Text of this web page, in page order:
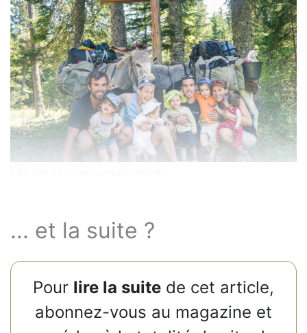
... et la suite ?
Pour lire la suite de cet article,
abonnez-vous au magazine et